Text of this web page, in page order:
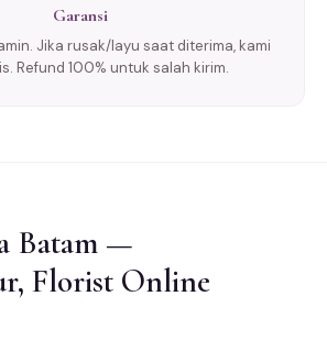
Garansi
Jika rusak/layu saat diterima, kami
Refund 100% untuk salah kirim.
Batam —
Florist Online